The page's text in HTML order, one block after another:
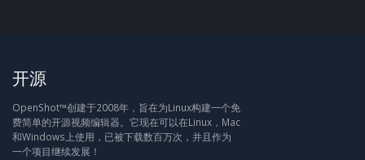
开源
OpenShot™创建于2008年，旨在为Linux构建一个免
费简单的开源视频编辑器。它现在可以在Linux，Mac
和Windows上使用，已被下载数百万次，并且作为
一个项目继续发展！